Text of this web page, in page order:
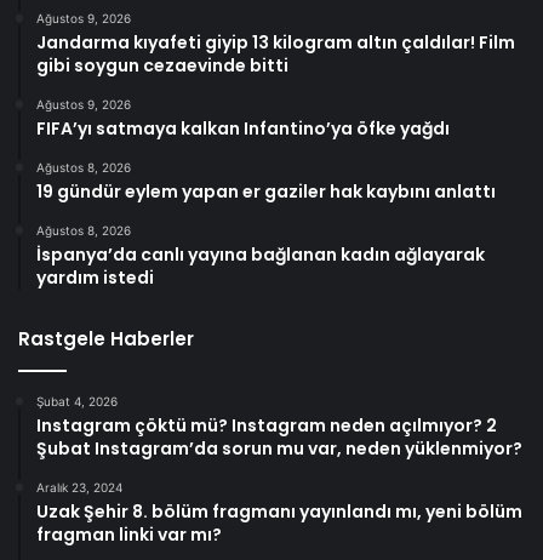
Ağustos 9, 2026
Jandarma kıyafeti giyip 13 kilogram altın çaldılar! Film
gibi soygun cezaevinde bitti
Ağustos 9, 2026
FIFA’yı satmaya kalkan Infantino’ya öfke yağdı
Ağustos 8, 2026
19 gündür eylem yapan er gaziler hak kaybını anlattı
Ağustos 8, 2026
İspanya’da canlı yayına bağlanan kadın ağlayarak
yardım istedi
Rastgele Haberler
Şubat 4, 2026
Instagram çöktü mü? Instagram neden açılmıyor? 2
Şubat Instagram’da sorun mu var, neden yüklenmiyor?
Aralık 23, 2024
Uzak Şehir 8. bölüm fragmanı yayınlandı mı, yeni bölüm
fragman linki var mı?